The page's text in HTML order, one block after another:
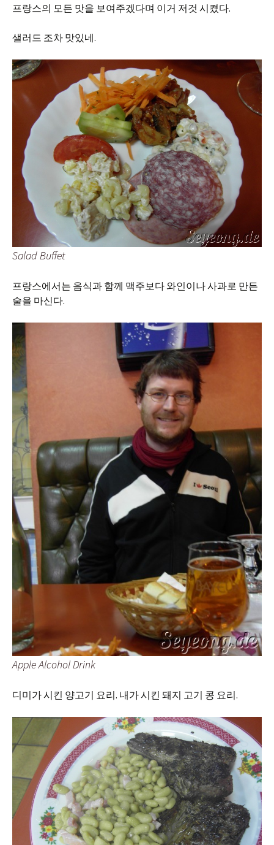
프랑스의 모든 맛을 보여주겠다며 이거 저것 시켰다.
샐러드 조차 맛있네.
Salad Buffet
프랑스에서는 음식과 함께 맥주보다 와인이나 사과로 만든
술을 마신다.
Apple Alcohol Drink
디미가 시킨 양고기 요리. 내가 시킨 돼지 고기 콩 요리.